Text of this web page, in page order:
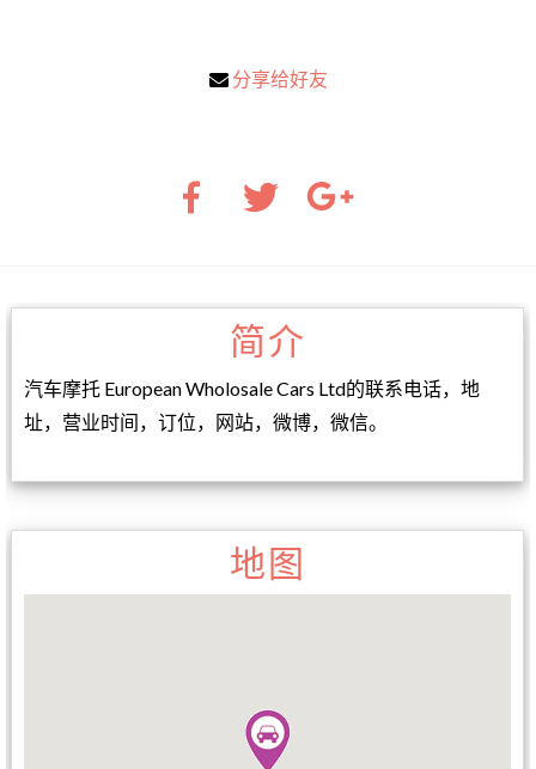
分享给好友
简介
汽车摩托 European Wholosale Cars Ltd的联系电话，地
址，营业时间，订位，网站，微博，微信。
地图